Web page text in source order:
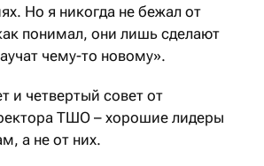
Но я никогда не бежал от
понимал, они лишь сделают
чему-то новому».
и четвертый совет от
ТШО – хорошие лидеры
а не от них.